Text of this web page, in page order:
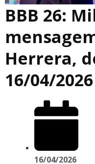
BBB 26:
Herrera,
16/04/
16/04/2026